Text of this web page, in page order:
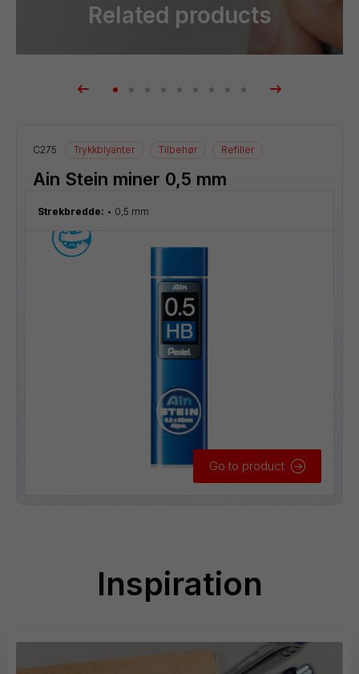
Related products
C275 Trykkblyanter Tilbehør Refiller
Ain Stein miner 0,5 mm
Strekbredde: 0,5 mm
Go to product
Inspiration